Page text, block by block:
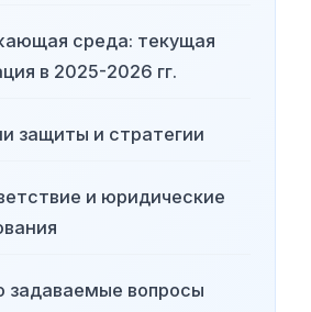
среда: текущая
в 2025-2026 гг.
защиты и стратегии
и юридические
задаваемые вопросы